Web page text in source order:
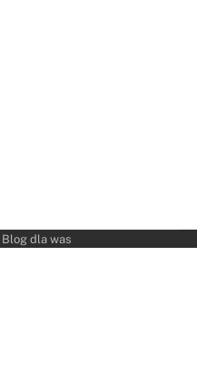
Blog dla was